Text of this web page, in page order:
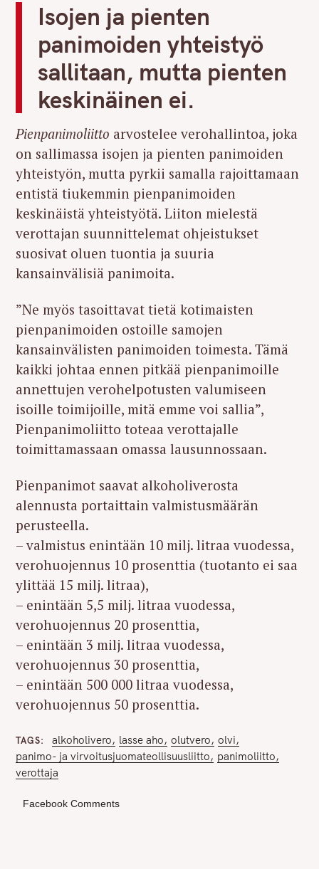
Isojen ja pienten
panimoiden yhteistyö
sallitaan, mutta pienten
keskinäinen ei.
Pienpanimoliitto arvostelee verohallintoa, joka
on sallimassa isojen ja pienten panimoiden
yhteistyön, mutta pyrkii samalla rajoittamaan
entistä tiukemmin pienpanimoiden
keskinäistä yhteistyötä. Liiton mielestä
verottajan suunnittelemat ohjeistukset
suosivat oluen tuontia ja suuria
kansainvälisiä panimoita.
”Ne myös tasoittavat tietä kotimaisten
pienpanimoiden ostoille samojen
kansainvälisten panimoiden toimesta. Tämä
kaikki johtaa ennen pitkää pienpanimoille
annettujen verohelpotusten valumiseen
isoille toimijoille, mitä emme voi sallia”,
Pienpanimoliitto toteaa verottajalle
toimittamassaan omassa lausunnossaan.
Pienpanimot saavat alkoholiverosta
alennusta portaittain valmistusmäärän
perusteella.
– valmistus enintään 10 milj. litraa vuodessa,
verohuojennus 10 prosenttia (tuotanto ei saa
ylittää 15 milj. litraa),
– enintään 5,5 milj. litraa vuodessa,
verohuojennus 20 prosenttia,
– enintään 3 milj. litraa vuodessa,
verohuojennus 30 prosenttia,
– enintään 500 000 litraa vuodessa,
verohuojennus 50 prosenttia.
TAGS alkoholivero lasse aho olutvero olvi
panimo- ja virvoitusjuomateollisuusliitto
panimoliitto
verottaja
Facebook Comments